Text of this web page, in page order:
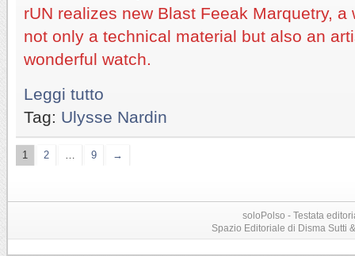
rUN realizes new Blast Feeak Marquetry,
not only a technical material but also an
wonderful watch.
Leggi tutto
Tag: Ulysse Nardin
1 2 9 →
soloPolso - Testata
Spazio Editoriale di Disma Sutti